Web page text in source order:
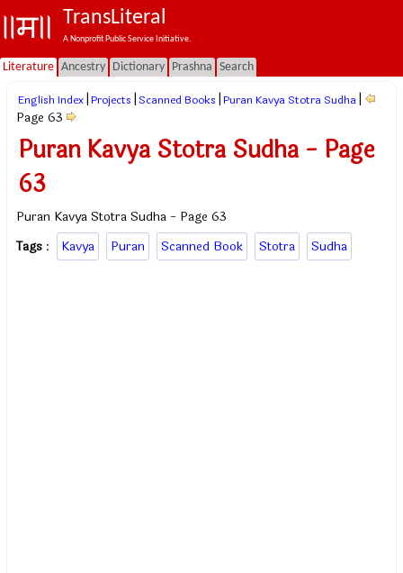
TransLiteral
A Nonprofit Public Service Initiative.
Literature Ancestry Dictionary Prashna Search
English Index Projects Scanned Books Puran Kavya Stotra Sudha
Page 63
Puran Kavya Stotra Sudha - Page
63
Puran Kavya Stotra Sudha - Page 63
Tags : Kavya Puran Scanned Book Stotra Sudha